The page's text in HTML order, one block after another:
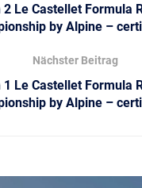
2 Le Castellet Formula
by Alpine –
Nächster Beitrag
1 Le Castellet Formula
by Alpine –